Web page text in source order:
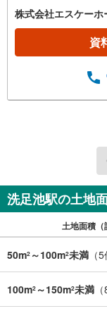
株式会社エスケーホ
資
洗足池駅の土地
土地面積（
50m2 ～100m2未満 （5
100m2 ～150m2未満 （